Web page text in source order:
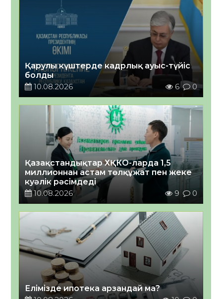
Қарулы күштерде кадрлық ауыс-түйіс
болды
10.08.2026
6 0
Қазақстандықтар ХҚКО-ларда 1,5
миллионнан астам төлқұжат пен жеке
куәлік рәсімдеді
10.08.2026
9 0
Елімізде ипотека арзандай ма?